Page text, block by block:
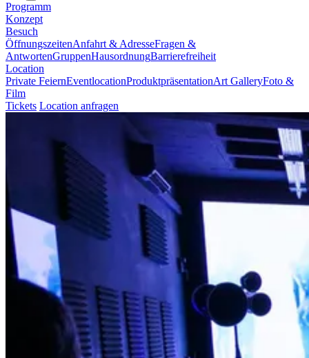
Programm
Konzept
Besuch
ÖffnungszeitenAnfahrt & AdresseFragen &
AntwortenGruppenHausordnungBarrierefreiheit
Location
Private FeiernEventlocationProduktpräsentationArt GalleryFoto &
Film
Tickets Location anfragen